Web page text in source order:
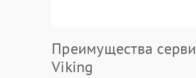
Преимущества
Viking